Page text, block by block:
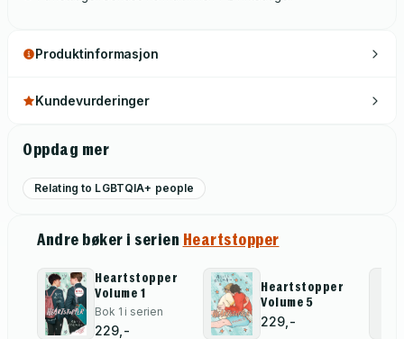
Produktinformasjon
Kundevurderinger
Oppdag mer
Relating to LGBTQIA+ people
Andre bøker i serien Heartstopper
Heartstopper
Volume 1
Bok 1 i serien
229,-
Heartstopper
Volume 5
229,-